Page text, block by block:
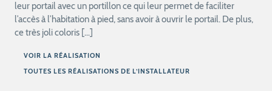
leur portail avec un portillon ce qui leur permet de faciliter
l’accès à l’habitation à pied, sans avoir à ouvrir le portail. De plus,
ce très joli coloris […]
VOIR LA RÉALISATION
TOUTES LES RÉALISATIONS DE L’INSTALLATEUR